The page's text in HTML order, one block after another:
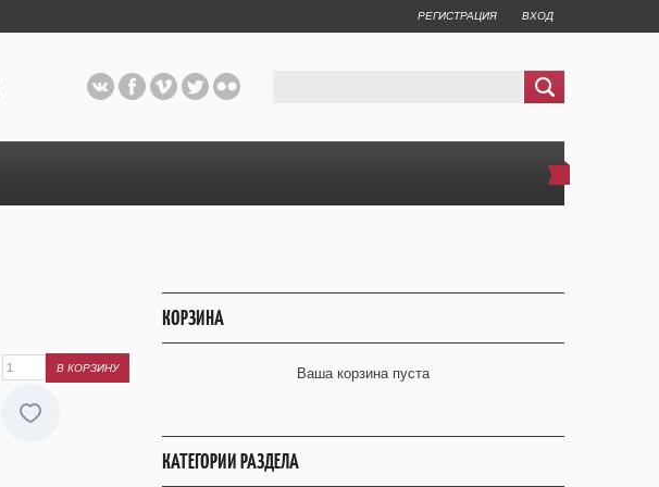
РЕГИСТРАЦИЯ ВХОД
КОРЗИНА
Ваша корзина пуста
КАТЕГОРИИ РАЗДЕЛА